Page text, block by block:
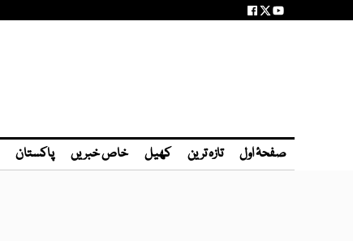
صفحۂ اول تازہ ترین کھیل خاص خبریں پاکستان